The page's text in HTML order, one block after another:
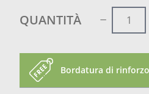
QUANTITÀ
Bordatura di